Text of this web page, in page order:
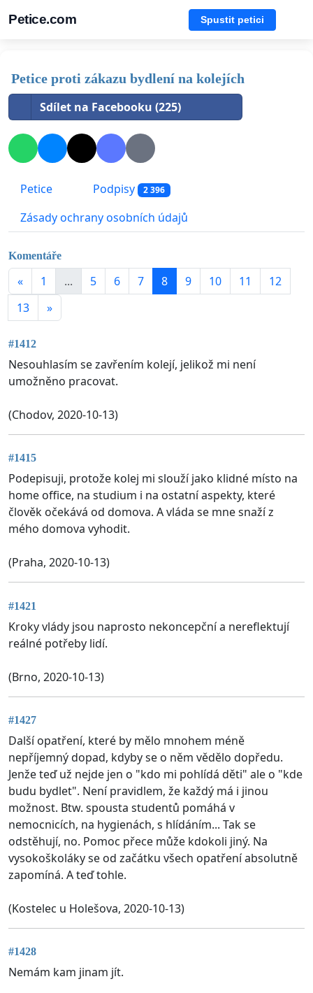
Petice.com Spustit petici
Petice proti zákazu bydlení na kolejích
Sdílet na Facebooku (225)
Petice Podpisy 2 396
Zásady ochrany osobních údajů
Komentáře
« 1 ... 5 6 7 8 9 10 11
12
13
»
#1412
Nesouhlasím se zavřením kolejí, jelikož mi není
umožněno pracovat.
(Chodov, 2020-10-13)
#1415
Podepisuji, protože kolej mi slouží jako klidné místo na
home office, na studium i na ostatní aspekty, které
člověk očekává od domova. A vláda se mne snaží z
mého domova vyhodit.
(Praha, 2020-10-13)
#1421
Kroky vlády jsou naprosto nekoncepční a nereflektují
reálné potřeby lidí.
(Brno, 2020-10-13)
#1427
Další opatření, které by mělo mnohem méně
nepříjemný dopad, kdyby se o něm vědělo dopředu.
Jenže teď už nejde jen o "kdo mi pohlídá děti" ale o "kde
budu bydlet". Není pravidlem, že každý má i jinou
možnost. Btw. spousta studentů pomáhá v
nemocnicích, na hygienách, s hlídáním... Tak se
odstěhují, no. Pomoc přece může kdokoli jiný. Na
vysokoškoláky se od začátku všech opatření absolutně
zapomíná. A teď tohle.
(Kostelec u Holešova, 2020-10-13)
#1428
Nemám kam jinam jít.